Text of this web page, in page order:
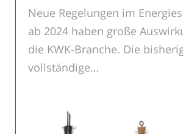
Neue Regelungen im
ab 2024 haben große
die KWK-Branche. Die
vollständige…